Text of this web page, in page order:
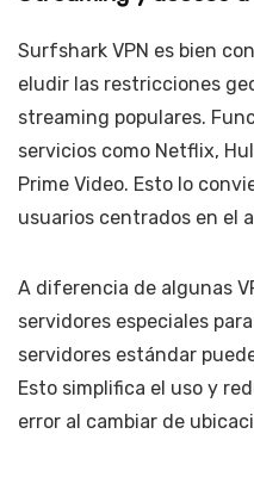
Surfshark VPN es bien
eludir las restricciones
streaming populares.
servicios como Netflix,
Prime Video. Esto lo
usuarios centrados en el
A diferencia de algunas
servidores especiales
servidores estándar
Esto simplifica el uso y
error al cambiar de